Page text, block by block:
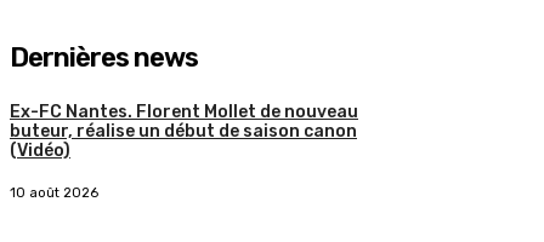
Dernières news
Ex-FC Nantes. Florent Mollet de nouveau
buteur, réalise un début de saison canon
(Vidéo)
10 août 2026